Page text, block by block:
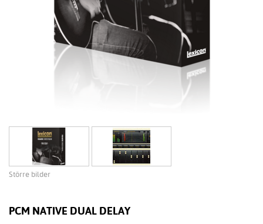
Större bilder
PCM NATIVE DUAL DELAY